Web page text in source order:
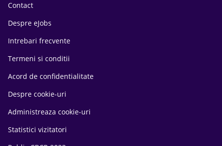
Contact
Despre eJobs
Intrebari frecvente
Termeni si conditii
Acord de confidentialitate
Despre cookie-uri
Administreaza cookie-uri
Statistici vizitatori